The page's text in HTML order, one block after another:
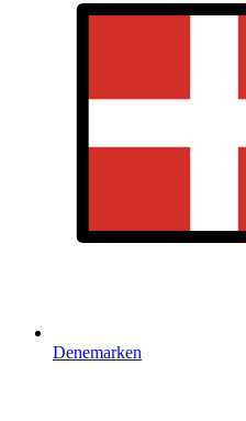
Denemarken